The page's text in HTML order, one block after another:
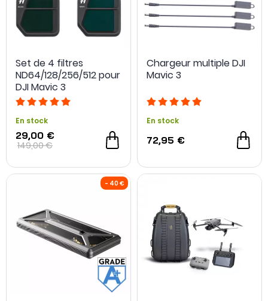
Set de 4 filtres
ND64/128/256/512 pour
DJI Mavic 3
En stock
29,00 €
149,00 €
Chargeur multiple DJI
Mavic 3
En stock
72,95 €